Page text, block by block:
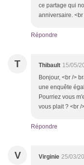
ce partage qui
anniversaire.
Répondre
T Thibault 15/05/
Bonjour, <br />
une enquête
Pourriez vous
vous plait ? <br /
Répondre
V Virginie 25/03/